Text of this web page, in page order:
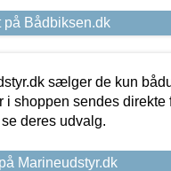
på Bådbiksen.dk
sælger de kun
i shoppen sendes
deres udvalg.
Marineudstyr.dk